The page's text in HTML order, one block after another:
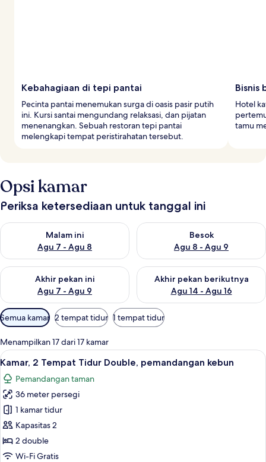
Kebahagiaan di tepi pantai
Pecinta pantai menemukan surga di oasis pasir putih
ini. Kursi santai mengundang relaksasi, dan pijatan
menenangkan. Sebuah restoran tepi pantai
melengkapi tempat peristirahatan tersebut.
Bisnis
Hotel
tamu
Opsi kamar
Periksa ketersediaan untuk tanggal ini
Malam ini
Agu 7 - Agu 8
Periksa ketersediaan untuk malam ini Agu 7 - Agu 8
Besok
Agu 8 - Agu 9
Periksa ketersediaan untuk
Akhir pekan ini
Agu 7 - Agu 9
Periksa ketersediaan untuk akhir pekan ini Agu 7 - Agu 9
Akhir pekan berikutnya
Agu 14 - Agu 16
Periksa ketersediaan untuk
Filter
tersedia
untuk
kamar
Semua kamar 2 tempat tidur 1 tempat tidur
Menampilkan 17 dari 17 kamar
Lihat
semua
foto
untuk
Kamar,
2
Tempat
Tidur
Seprai premium, minibar, brankas,
5
Kamar, 2 Tempat Tidur Double, pemandangan kebun
Pemandangan taman
36 meter persegi
1 kamar tidur
Kapasitas 2
2 double
Wi-Fi Gratis